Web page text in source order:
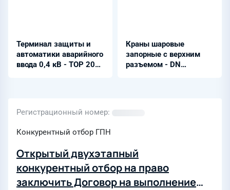
Терминал защиты и
автоматики аварийного
ввода 0,4 кВ - ТОР 200
Краны шаровые
запорные с верхним
разъемом - DN
Регистрационный номер
Конкурентный отбор ГПН
Открытый двухэтапный
конкурентный отбор на право
заключить Договор на выполнение